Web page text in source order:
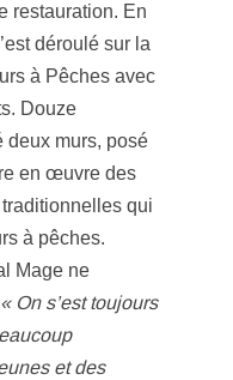
restauration. En
déroulé sur la
à Pêches avec
Douze
deux murs, posé
en œuvre des
qui
à pêches.
Mage ne
« On s’est toujours
et des